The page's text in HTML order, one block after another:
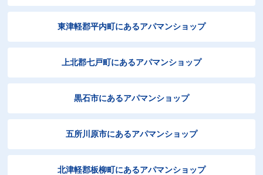
東津軽郡平内町にあるアパマンショップ
上北郡七戸町にあるアパマンショップ
黒石市にあるアパマンショップ
五所川原市にあるアパマンショップ
北津軽郡板柳町にあるアパマンショップ